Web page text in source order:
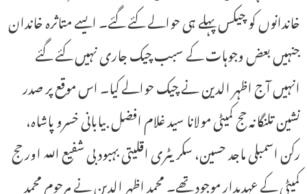
خاندانوں کو چیکس پہلے ہی حوالے کئے گئے۔ ایسے متاثرہ خاندان
جنہیں بعض وجوہات کے سبب چیک جاری نہیں کئے گئے
انہیں آج اظہر الدین نے چیک حوالے کیا۔ اس موقع پر صدر
نشین تلنگانہ حج کمیٹی مولانا سید غلام افضل بیابانی خسرو پاشاہ،
رکن اسمبلی ماجد حسین، سکریٹری اقلیتی بہبود بی شفیع اللہ اور حج
کمیٹی کے عہدیدار موجود تھے۔ محمد اظہر الدین نے مرحوم محمد